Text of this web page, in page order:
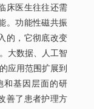
床医生往往还需
。功能性磁共振
的，它彻底改变
大数据、人工智
应用范围扩展到
和基因层面的研
善了患者护理方